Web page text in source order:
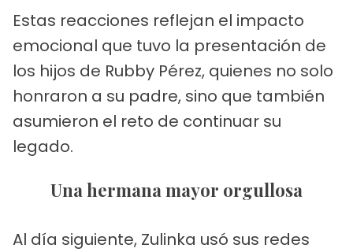
Estas reacciones reflejan el impacto
emocional que tuvo la presentación de
los hijos de Rubby Pérez, quienes no solo
honraron a su padre, sino que también
asumieron el reto de continuar su
legado.
Una hermana mayor orgullosa
Al día siguiente, Zulinka usó sus redes